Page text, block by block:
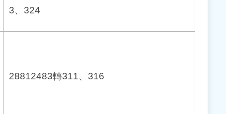
3、324
28812483轉311、316